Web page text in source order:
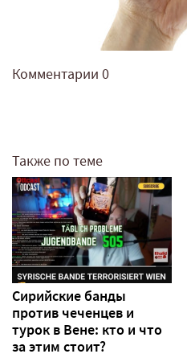
Комментарии 0
Также по теме
Сирийские банды
против чеченцев и
турок в Вене: кто и что
за этим стоит?